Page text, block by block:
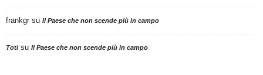
frankgr su Il Paese che non scende più in campo
Totisu Il Paese che non scende più in campo